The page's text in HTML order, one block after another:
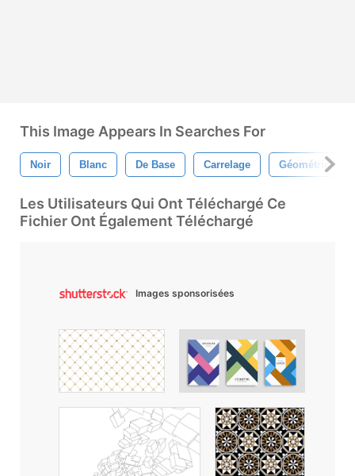
This Image Appears In Searches For
Noir Blanc De Base Carrelage Géométrique
Les Utilisateurs Qui Ont Téléchargé Ce
Fichier Ont Également Téléchargé
Images sponsorisées